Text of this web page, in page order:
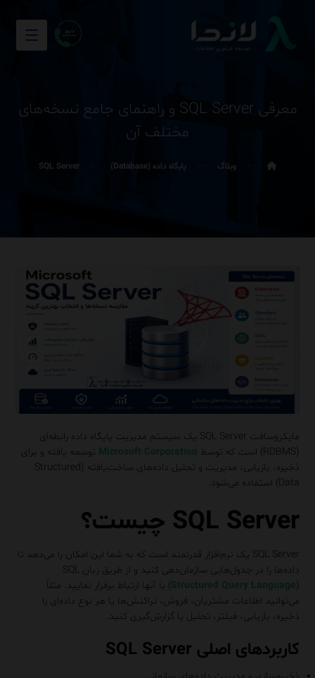
معرفی SQL Server و راهنمای جامع نسخه‌های
مختلف آن
وبلاگ پایگاه داده (Database) SQL Server
مایکروسافت SQL Server یک سیستم مدیریت پایگاه داده رابطه‌ای
(RDBMS) است که توسط
Microsoft Corporation توسعه یافته و برای
ذخیره، بازیابی، مدیریت و تحلیل داده‌های ساخت‌یافته (Structured
Data) استفاده می‌شود.
SQL Server چیست؟
SQL Server یک نرم‌افزار قدرتمند است که به شما این امکان را می‌دهد تا
داده‌ها را در جدول‌هایی سازمان‌دهی کنید و از طریق زبان SQL
(Structured Query Language ) با آنها ارتباط برقرار نمایید. مثلاً
می‌توانید اطلاعات مشتریان، فروش، تراکنش‌ها یا هر نوع داده‌ای را
ذخیره، بازیابی، فیلتر، تحلیل یا گزارش‌گیری کنید.
کاربردهای اصلی SQL Server